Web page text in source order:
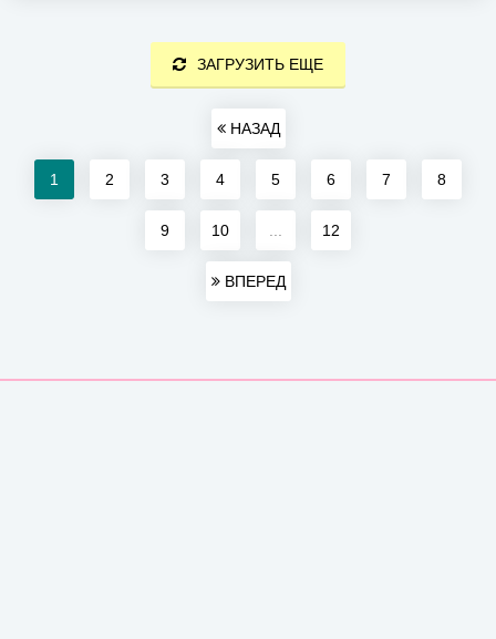
ЗАГРУЗИТЬ ЕЩЕ
НАЗАД
1 2 3 4 5 6 7 8
9 10 12
ВПЕРЕД